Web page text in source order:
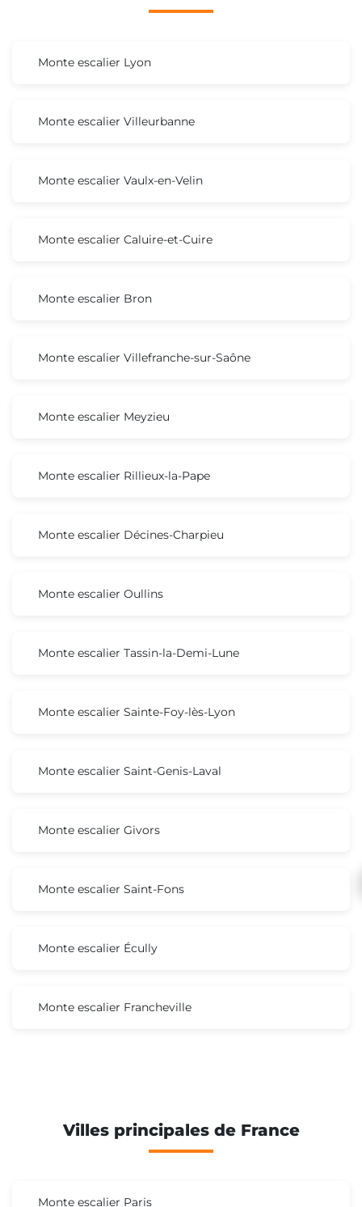
Monte escalier Lyon
Monte escalier Villeurbanne
Monte escalier Vaulx-en-Velin
Monte escalier Caluire-et-Cuire
Monte escalier Bron
Monte escalier Villefranche-sur-Saône
Monte escalier Meyzieu
Monte escalier Rillieux-la-Pape
Monte escalier Décines-Charpieu
Monte escalier Oullins
Monte escalier Tassin-la-Demi-Lune
Monte escalier Sainte-Foy-lès-Lyon
Monte escalier Saint-Genis-Laval
Monte escalier Givors
Monte escalier Saint-Fons
Monte escalier Écully
Monte escalier Francheville
Villes principales de France
Monte escalier Paris